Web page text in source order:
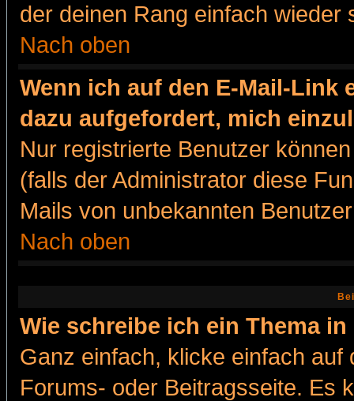
der deinen Rang einfach wieder
Nach oben
Wenn ich auf den E-Mail-Link
dazu aufgefordert, mich
Nur registrierte Benutzer
(falls der Administrator diese
Mails von unbekannten
Nach oben
Wie schreibe ich ein Thema
Ganz einfach, klicke einfach
Forums- oder Beitragsseite. Es